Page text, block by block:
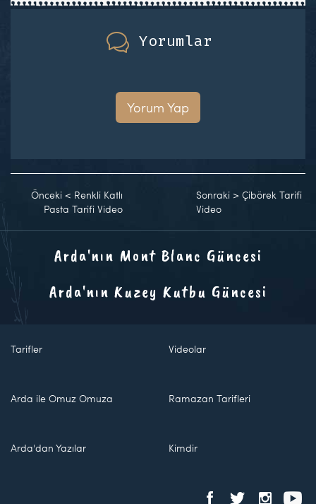
Yorumlar
Yorum Yap
Önceki < Renkli Katlı
Pasta Tarifi Video
Sonraki >Çibörek Tarifi
Video
Arda'nın Mont Blanc Güncesi
Arda'nın Kuzey Kutbu Güncesi
Tarifler Videolar
Arda ile Omuz Omuza Ramazan Tarifleri
Arda'dan Yazılar Kimdir